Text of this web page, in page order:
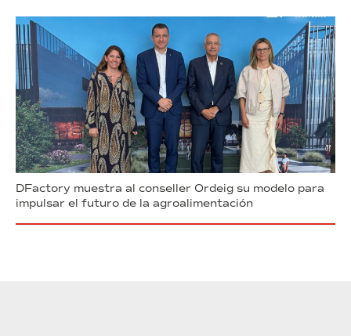
DFactory muestra al conseller Ordeig su modelo para
impulsar el futuro de la agroalimentación